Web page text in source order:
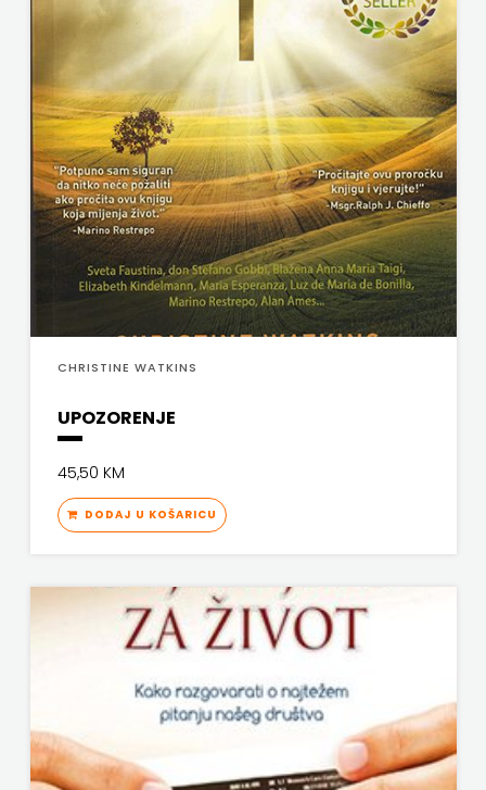
CHRISTINE WATKINS
UPOZORENJE
45,50 KM
DODAJ U KOŠARICU